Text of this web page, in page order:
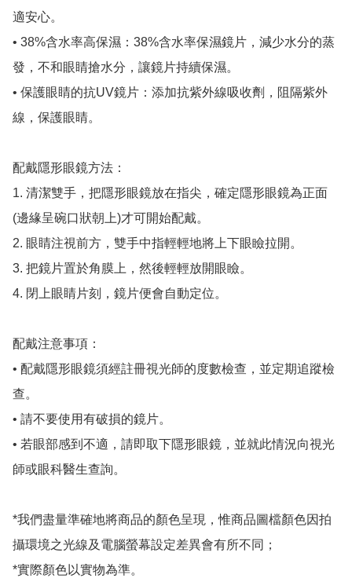
適安心。
• 38%含水率高保濕：38%含水率保濕鏡片，減少水分的蒸
發，不和眼睛搶水分，讓鏡片持續保濕。
• 保護眼睛的抗UV鏡片：添加抗紫外線吸收劑，阻隔紫外
線，保護眼睛。
配戴隱形眼鏡方法：
1. 清潔雙手，把隱形眼鏡放在指尖，確定隱形眼鏡為正面
(邊緣呈碗口狀朝上)才可開始配戴。
2. 眼睛注視前方，雙手中指輕輕地將上下眼瞼拉開。
3. 把鏡片置於角膜上，然後輕輕放開眼瞼。
4. 閉上眼睛片刻，鏡片便會自動定位。
配戴注意事項：
• 配戴隱形眼鏡須經註冊視光師的度數檢查，並定期追蹤檢
查。
• 請不要使用有破損的鏡片。
• 若眼部感到不適，請即取下隱形眼鏡，並就此情況向視光
師或眼科醫生查詢。
*我們盡量準確地將商品的顏色呈現，惟商品圖檔顏色因拍
攝環境之光線及電腦螢幕設定差異會有所不同；
*實際顏色以實物為準。